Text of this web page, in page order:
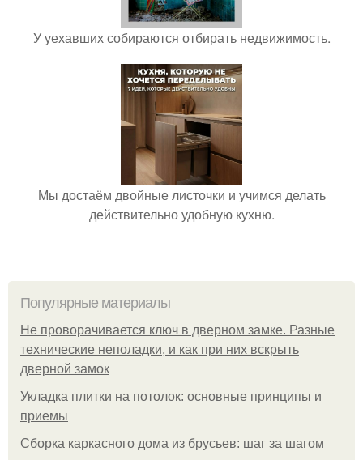
У уехавших собираются отбирать недвижимость.
Мы достаём двойные листочки и учимся делать
действительно удобную кухню.
Популярные материалы
Не проворачивается ключ в дверном замке. Разные
технические неполадки, и как при них вскрыть
дверной замок
Укладка плитки на потолок: основные принципы и
приемы
Сборка каркасного дома из брусьев: шаг за шагом